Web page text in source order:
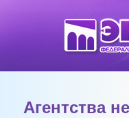
Агентства